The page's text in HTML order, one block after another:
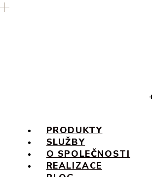
PRODUKTY
SLUŽBY
O SPOLEČNOSTI
REALIZACE